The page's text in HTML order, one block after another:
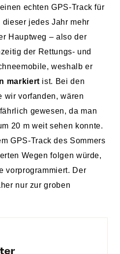
echten GPS-Track für
jedes Jahr mehr
Hauptweg – also der
der Rettungs- und
weshalb er
markiert ist. Bei den
wir vorfanden, wären
gewesen, da man
20 m weit sehen konnte.
GPS-Track des Sommers
Wegen folgen würde,
vorprogrammiert. Der
nur zur groben